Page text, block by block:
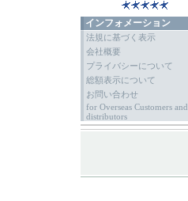
インフォメーション
法規に基づく表示
会社概要
プライバシーについて
総額表示について
お問い合わせ
for Overseas Customers and
distributors